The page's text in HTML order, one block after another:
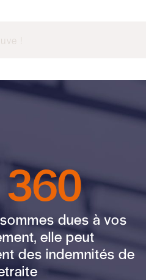
dues à vos
elle peut
des indemnités de